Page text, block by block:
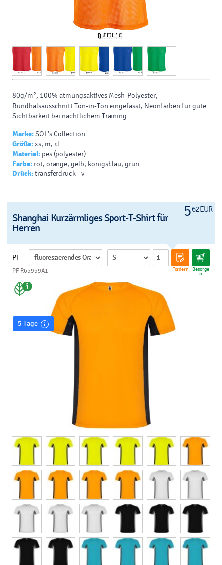
80g/m², 100% atmungsaktives Mesh-Polyester,
Rundhalsausschnitt Ton-in-Ton eingefasst, Neonfarben für gute
Sichtbarkeit bei nächtlichem Training
Marke:SOL's Collection
Größe:xs, m, xl
Material: pes (polyester)
Farbe: rot, orange, gelb, königsblau, grün
Drück:transferdruck - v
562 EUR
Shanghai Kurzärmliges Sport-T-Shirt für
Herren
PF
Fordern Besorge
n
PF R65959A1
5 Tage